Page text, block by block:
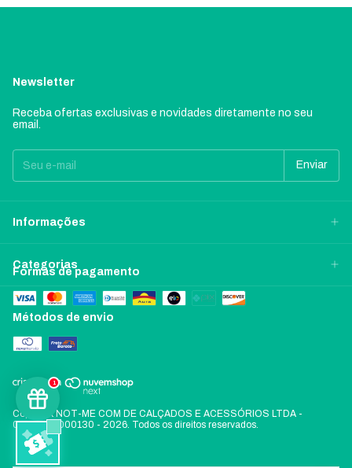
1
Newsletter
Receba ofertas exclusivas e novidades diretamente no seu
email.
Informações
Categorias
Formas de pagamento
Métodos de envio
Copyright NOT-ME COM DE CALÇADOS E ACESSÓRIOS LTDA -
06197478000130 - 2026. Todos os direitos reservados.